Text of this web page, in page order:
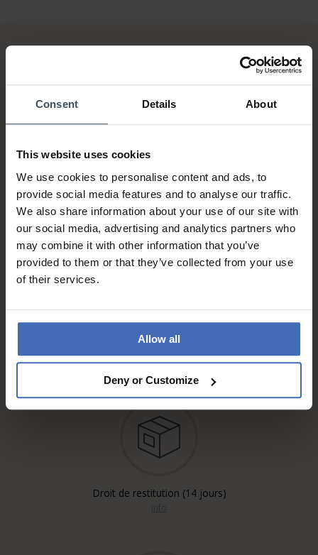
Consent Details About
This website uses cookies
We use cookies to personalise content and ads, to
provide social media features and to analyse our traffic.
We also share information about your use of our site with
our social media, advertising and analytics partners who
may combine it with other information that you’ve
provided to them or that they’ve collected from your use
of their services.
Allow all
Deny or Customize
Sur facture et paiement
échelonné (jusqu’à CHF
5'000.-)
Envoi gratuit* (en
recommandé, par courrier A)
info
Droit de restitution (14 jours)